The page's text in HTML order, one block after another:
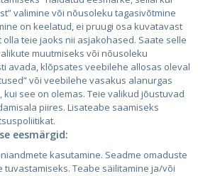
CVbankas.lt
Kainos.lt
valimine või nõusoleku tagasivõtmine
on keelatud, ei pruugi osa kuvatavast
teie jaoks nii asjakohased. Saate selle
muutmiseks või nõusoleku
avada, klõpsates veebilehe allosas oleval
või veebilehe vasakus alanurgas
see on olemas. Teie valikud jõustuvad
piires. Lisateabe saamiseks
eesmärgid:
kasutamine. Seadme omaduste
tuvastamiseks. Teabe säilitamine ja/või